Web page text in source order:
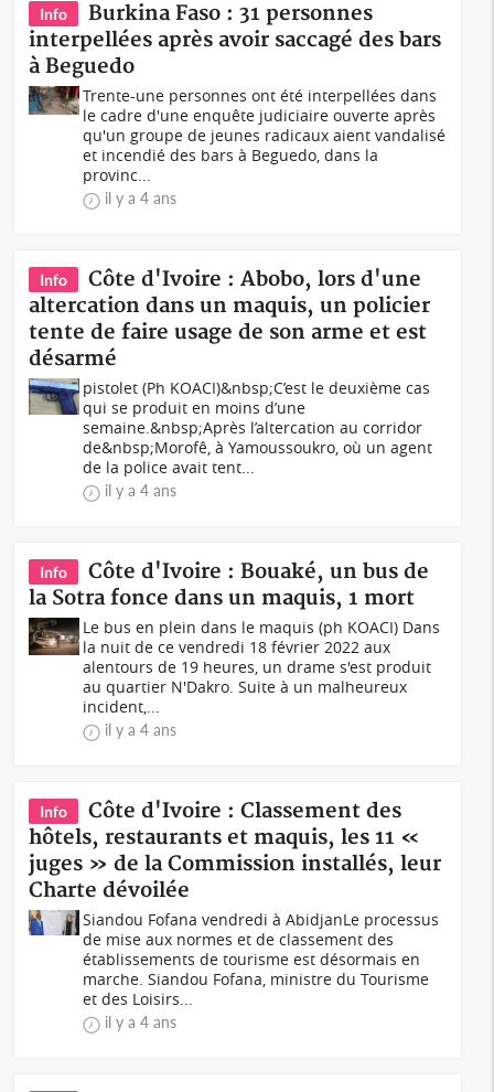
Info
Burkina Faso : 31 personnes
interpellées après avoir saccagé des bars
à Beguedo
Trente-une personnes ont été interpellées dans
le cadre d'une enquête judiciaire ouverte après
qu'un groupe de jeunes radicaux aient vandalisé
et incendié des bars à Beguedo, dans la
provinc...
il y a 4 ans
Info
Côte d'Ivoire : Abobo, lors d'une
altercation dans un maquis, un policier
tente de faire usage de son arme et est
désarmé
pistolet (Ph KOACI)&nbsp;C’est le deuxième cas
qui se produit en moins d’une
semaine.&nbsp;Après l’altercation au corridor
de&nbsp;Morofê, à Yamoussoukro, où un agent
de la police avait tent...
il y a 4 ans
Info
Côte d'Ivoire : Bouaké, un bus de
la Sotra fonce dans un maquis, 1 mort
Le bus en plein dans le maquis (ph KOACI) Dans
la nuit de ce vendredi 18 février 2022 aux
alentours de 19 heures, un drame s'est produit
au quartier N'Dakro. Suite à un malheureux
incident,...
il y a 4 ans
Info
Côte d'Ivoire : Classement des
hôtels, restaurants et maquis, les 11 «
juges » de la Commission installés, leur
Charte dévoilée
Siandou Fofana vendredi à AbidjanLe processus
de mise aux normes et de classement des
établissements de tourisme est désormais en
marche. Siandou Fofana, ministre du Tourisme
et des Loisirs...
il y a 4 ans